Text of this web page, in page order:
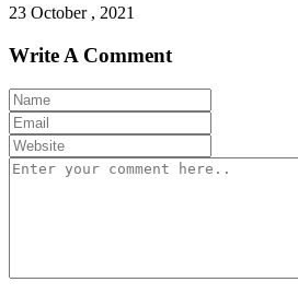
23 October , 2021
Write A Comment